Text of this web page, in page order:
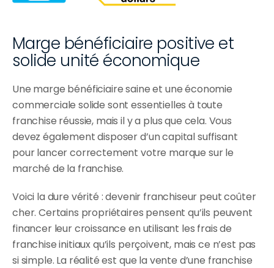
Marge bénéficiaire positive et
solide unité économique
Une marge bénéficiaire saine et une économie
commerciale solide sont essentielles à toute
franchise réussie, mais il y a plus que cela. Vous
devez également disposer d’un capital suffisant
pour lancer correctement votre marque sur le
marché de la franchise.
Voici la dure vérité : devenir franchiseur peut coûter
cher. Certains propriétaires pensent qu’ils peuvent
financer leur croissance en utilisant les frais de
franchise initiaux qu’ils perçoivent, mais ce n’est pas
si simple. La réalité est que la vente d’une franchise